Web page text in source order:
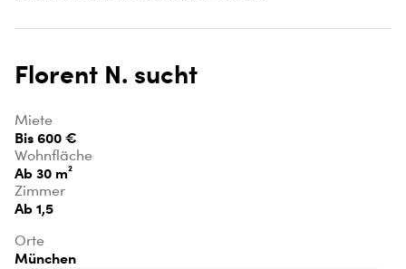
Florent N. sucht
Miete
Bis 600 €
Wohnfläche
Ab 30 m²
Zimmer
Ab 1,5
Orte
München